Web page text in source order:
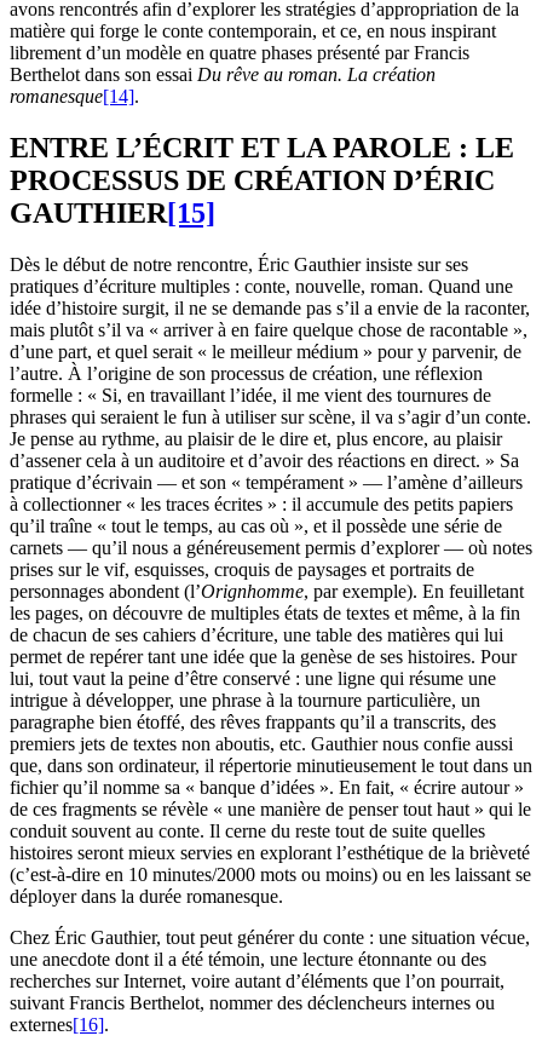
avons rencontrés afin d’explorer les stratégies d’appropriation de la
matière qui forge le conte contemporain, et ce, en nous inspirant
librement d’un modèle en quatre phases présenté par Francis
Berthelot dans son essai Du rêve au roman. La création
romanesque[14].
ENTRE L’ÉCRIT ET LA PAROLE : LE
PROCESSUS DE CRÉATION D’ÉRIC
GAUTHIER[15]
Dès le début de notre rencontre, Éric Gauthier insiste sur ses
pratiques d’écriture multiples : conte, nouvelle, roman. Quand une
idée d’histoire surgit, il ne se demande pas s’il a envie de la raconter,
mais plutôt s’il va « arriver à en faire quelque chose de racontable »,
d’une part, et quel serait « le meilleur médium » pour y parvenir, de
l’autre. À l’origine de son processus de création, une réflexion
formelle : « Si, en travaillant l’idée, il me vient des tournures de
phrases qui seraient le fun à utiliser sur scène, il va s’agir d’un conte.
Je pense au rythme, au plaisir de le dire et, plus encore, au plaisir
d’assener cela à un auditoire et d’avoir des réactions en direct. » Sa
pratique d’écrivain — et son « tempérament » — l’amène d’ailleurs
à collectionner « les traces écrites » : il accumule des petits papiers
qu’il traîne « tout le temps, au cas où », et il possède une série de
carnets — qu’il nous a généreusement permis d’explorer — où notes
prises sur le vif, esquisses, croquis de paysages et portraits de
personnages abondent (l’Orignhomme, par exemple). En feuilletant
les pages, on découvre de multiples états de textes et même, à la fin
de chacun de ses cahiers d’écriture, une table des matières qui lui
permet de repérer tant une idée que la genèse de ses histoires. Pour
lui, tout vaut la peine d’être conservé : une ligne qui résume une
intrigue à développer, une phrase à la tournure particulière, un
paragraphe bien étoffé, des rêves frappants qu’il a transcrits, des
premiers jets de textes non aboutis, etc. Gauthier nous confie aussi
que, dans son ordinateur, il répertorie minutieusement le tout dans un
fichier qu’il nomme sa « banque d’idées ». En fait, « écrire autour »
de ces fragments se révèle « une manière de penser tout haut » qui le
conduit souvent au conte. Il cerne du reste tout de suite quelles
histoires seront mieux servies en explorant l’esthétique de la brièveté
(c’est-à-dire en 10 minutes/2000 mots ou moins) ou en les laissant se
déployer dans la durée romanesque.
Chez Éric Gauthier, tout peut générer du conte : une situation vécue,
une anecdote dont il a été témoin, une lecture étonnante ou des
recherches sur Internet, voire autant d’éléments que l’on pourrait,
suivant Francis Berthelot, nommer des déclencheurs internes ou
externes[16].